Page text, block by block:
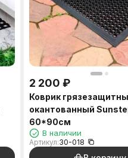
2 200 ₽
Коврик
окантованный
60*90см
В наличии
Артикул:30-018